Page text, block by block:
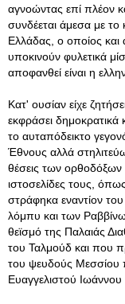
αγνοώντας επί πλέον
συνδέεται άμεσα με το
Ελλάδας, ο οποίος και
υποκινούν φυλετικά
αποφανθεί είναι η
Κατ' ουσίαν είχε
εκφράσει
το αυταπόδεικτο
Έθνους αλλά
θέσεις των ορθοδόξων
ιστοσελίδες τους,
στράφηκα εναντίον
λόμπυ και των
θεϊσμό της Παλαιάς
του Ταλμούδ και που
του ψευδούς Μεσσίου
Ευαγγελιστού Ιωάννου